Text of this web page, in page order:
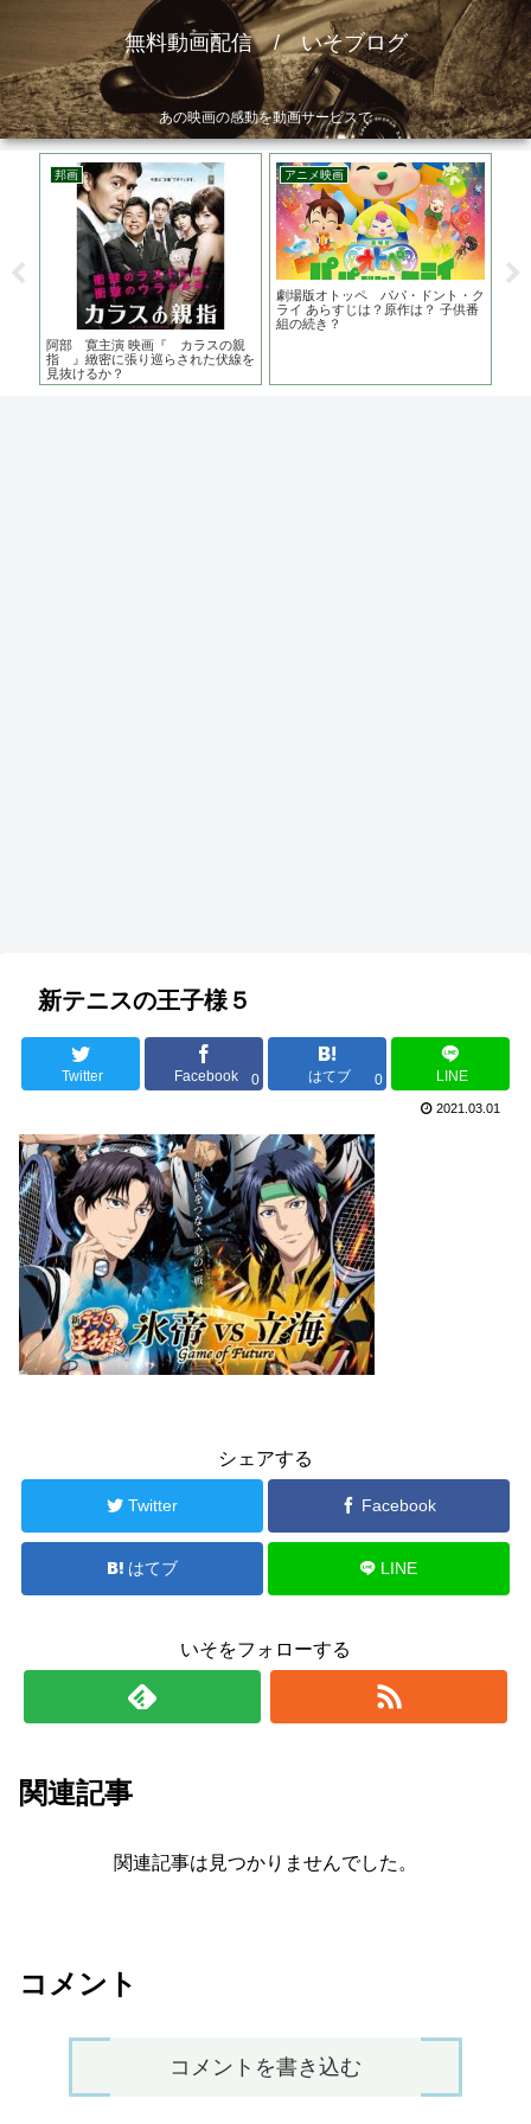
無料動画配信 / いそブログ
あの映画の感動を動画サービスで
邦画
阿部 寛主演 映画『 カラスの親
指 』緻密に張り巡らされた伏線を
見抜けるか？
アニメ映画
劇場版オトッペ パパ・ドント・ク
ライ あらすじは？原作は？ 子供番
組の続き？
新テニスの王子様５
Twitter Facebook 0 はてブ 0 LINE
2021.03.01
シェアする
Twitter Facebook
はてブ LINE
いそをフォローする
関連記事
関連記事は見つかりませんでした。
コメント
コメントを書き込む